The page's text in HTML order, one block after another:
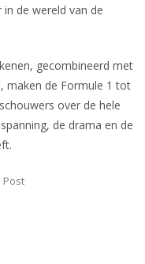
de wereld van de
gecombineerd met
maken de Formule 1 tot
over de hele
de drama en de
Post